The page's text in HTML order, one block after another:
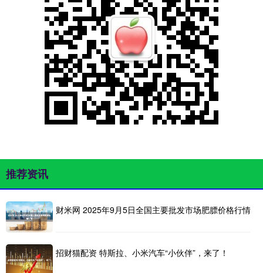
推荐资讯
财米网 2025年9月5日全国主要批发市场肥膘价格行情
招财猫配资 特斯拉、小米汽车“小伙伴”，来了！